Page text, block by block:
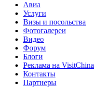
Авиа
Услуги
Визы и посольства
Фотогалереи
Видео
Форум
Блоги
Реклама на VisitChina
Контакты
Партнеры